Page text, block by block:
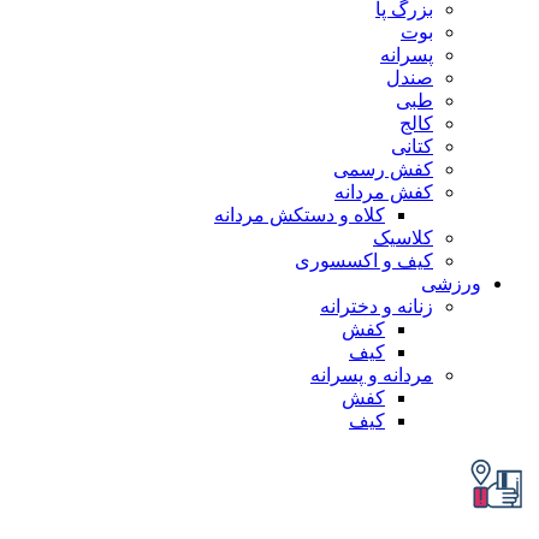
بزرگ پا
پسرانه
کفش رسمی
کفش مردانه
کلاه و دستکش مردانه
کلاسیک
کیف و اکسسوری
زنانه و دخترانه
مردانه و پسرانه